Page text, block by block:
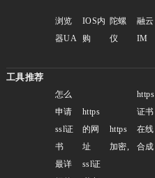
浏览
器UA
IOS内
购
陀螺
仪
融云
IM
工具推荐
怎么
申请
ssl证
书
https
的网
址
https
加密,
https
证书
在线
合成
最详
ssl证